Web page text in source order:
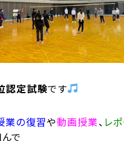
認定試験です
業の復習や動画授業、 レ
で